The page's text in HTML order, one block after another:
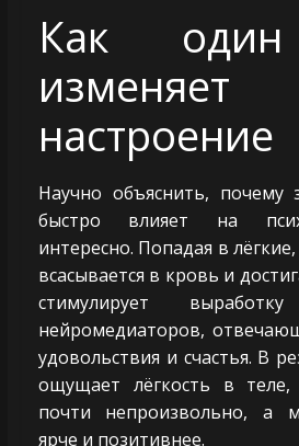
Как
изменяет
настроение
Научно объяснить, почему
быстро влияет на
интересно. Попадая в
всасывается в кровь и
стимулирует
нейромедиаторов,
удовольствия и счастья. В
ощущает лёгкость в теле,
почти непроизвольно, а
ярче и позитивнее.